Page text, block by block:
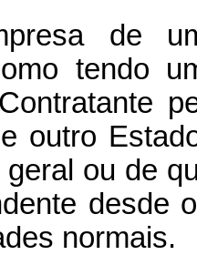
de
tendo
outro
ou de
desde
normais.